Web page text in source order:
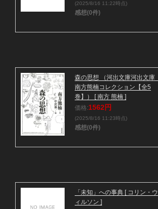
(2025/8/16 11:22時点)
感想(0件)
森の思想 （河出文庫河出文庫
南方熊楠コレクション【全5
巻】） [ 南方 熊楠 ]
価格:1562円
(2025/8/16 11:23時点)
感想(0件)
「未知」への事典 [ コリン・ウ
ィルソン ]